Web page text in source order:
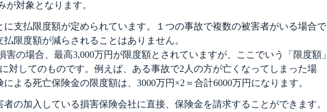
が対象となります。
に支払限度額が定められています。１つの事故で複数の被害者がいる場合で
払限度額が減らされることはありません。
害の場合、最高3,000万円が限度額とされていますが、ここでいう「限度額」
対してのものです。例えば、ある事故で2人の方が亡くなってしまった場
よる死亡保険金の限度額は、3000万円×2＝合計6000万円になります。
者の加入している損害保険会社に直接、保険金を請求することができます。